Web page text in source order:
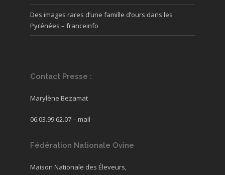
Des images rares d’une famille d’ours dans les
Pyrénées – franceinfo
Contact Presse :
Marylène Bezamat
06.03.99.62.07 – mail
Fédération Nationale Ovine
Maison Nationale des Éleveurs,